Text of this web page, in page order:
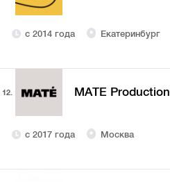
с 2014 года Екатеринбург
12. MATE Production
с 2017 года Москва